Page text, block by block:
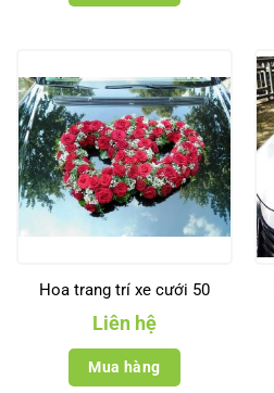
Hoa trang trí xe cưới 50
Liên hệ
Mua hàng